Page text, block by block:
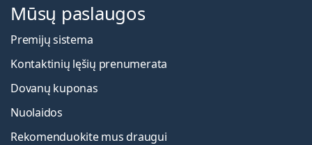
Mūsų paslaugos
Premijų sistema
Kontaktinių lęšių prenumerata
Dovanų kuponas
Nuolaidos
Rekomenduokite mus draugui